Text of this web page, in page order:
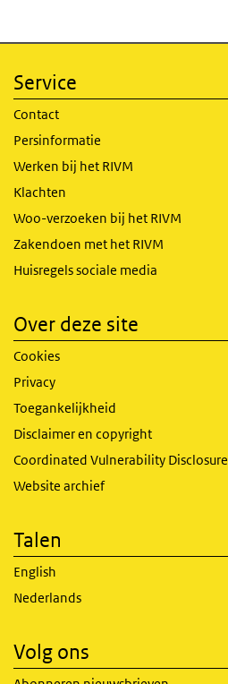
Service
Contact
Persinformatie
Werken bij het RIVM
Klachten
Woo-verzoeken bij het RIVM
Zakendoen met het RIVM
Huisregels sociale media
Over deze site
Cookies
Privacy
Toegankelijkheid
Disclaimer en copyright
Coordinated Vulnerability Disclosure
Website archief
Talen
English
Nederlands
Volg ons